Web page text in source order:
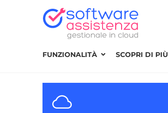
FUNZIONALITÀ SCOPRI DI PIÙ